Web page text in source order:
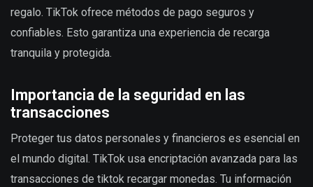
regalo. TikTok ofrece métodos de pago seguros y
confiables. Esto garantiza una experiencia de recarga
tranquila y protegida.
Importancia de la seguridad en las
transacciones
Proteger tus datos personales y financieros es esencial en
el mundo digital. TikTok usa encriptación avanzada para las
transacciones de tiktok recargar monedas. Tu información